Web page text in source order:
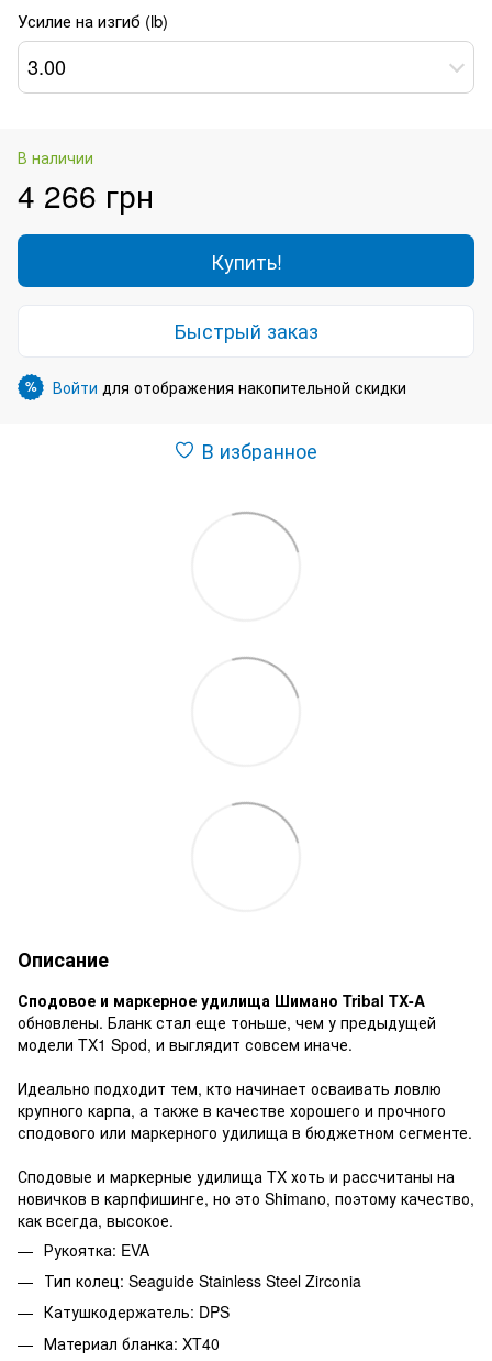
Усилие на изгиб (lb)
3.00
В наличии
4 266 грн
Купить!
Быстрый заказ
% Войти для отображения накопительной скидки
В избранное
Описание
Сподовое и маркерное удилища Шимано Tribal TX-A
обновлены. Бланк стал еще тоньше, чем у предыдущей
модели TX1 Spod, и выглядит совсем иначе.
Идеально подходит тем, кто начинает осваивать ловлю
крупного карпа, а также в качестве хорошего и прочного
сподового или маркерного удилища в бюджетном сегменте.
Сподовые и маркерные удилища TX хоть и рассчитаны на
новичков в карпфишинге, но это Shimano, поэтому качество,
как всегда, высокое.
Рукоятка: EVA
Тип колец: Seaguide Stainless Steel Zirconia
Катушкодержатель: DPS
Материал бланка: XT40